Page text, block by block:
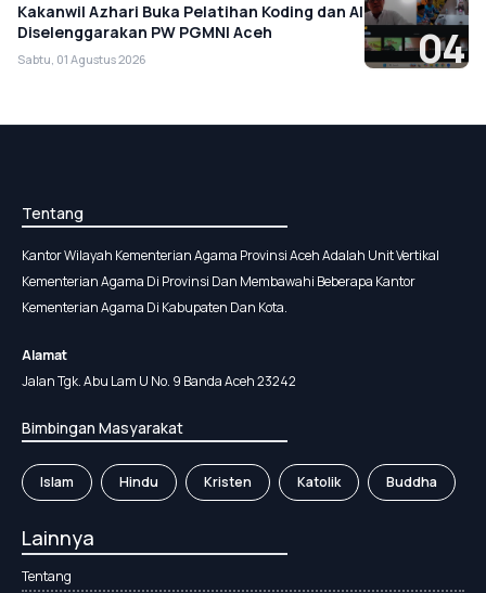
Kakanwil Azhari Buka Pelatihan Koding dan AI
Diselenggarakan PW PGMNI Aceh
Sabtu, 01 Agustus 2026 04
Tentang
Kantor Wilayah Kementerian Agama Provinsi Aceh Adalah Unit Vertikal
Kementerian Agama Di Provinsi Dan Membawahi Beberapa Kantor
Kementerian Agama Di Kabupaten Dan Kota.
Alamat
Jalan Tgk. Abu Lam U No. 9 Banda Aceh 23242
Bimbingan Masyarakat
Islam Hindu Kristen Katolik Buddha
Lainnya
Tentang